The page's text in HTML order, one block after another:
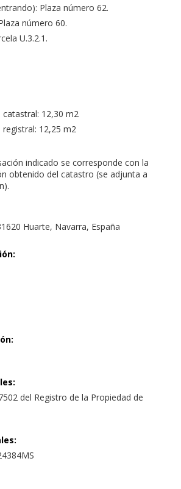
Plaza número 62.
número 60.
U.3.2.1.
catastral: 12,30 m2
registral: 12,25 m2
indicado se corresponde con la
obtenido del catastro (se adjunta a
Huarte, Navarra, España
:
:
:
del Registro de la Propiedad de
: